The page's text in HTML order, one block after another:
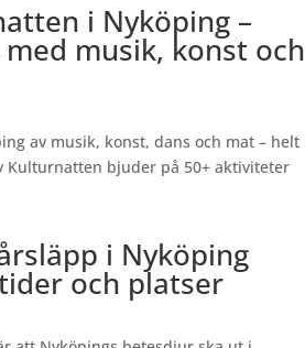
i Nyköping –
musik, konst och
av musik, konst, dans och mat – helt
Kulturnatten bjuder på 50+ aktiviteter
i Nyköping
och platser